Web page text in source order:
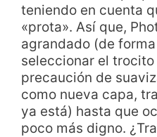
teniendo en cuenta
«prota». Así que,
agrandado (de
seleccionar el
precaución de
como nueva capa,
ya está) hasta que
poco más digno.